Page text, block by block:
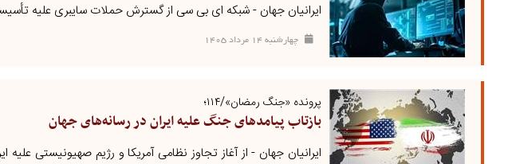
ایرانیان جهان - شبکه ای بی سی از گسترش حملات سایبری علیه
چهارشنبه ۱۴ مرداد ۱۴۰۵
پرونده «جنگ رمضان»/۱۱۴؛
بازتاب پیامدهای جنگ علیه ایران در رسانه‌های جهان
ایرانیان جهان - از آغاز تجاوز نظامی آمریکا و رژیم صهیونیستی